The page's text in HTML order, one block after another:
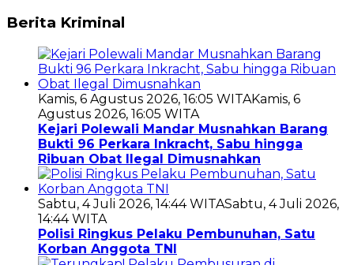
Berita Kriminal
Kamis, 6 Agustus 2026, 16:05 WITAKamis, 6
Agustus 2026, 16:05 WITA
Kejari Polewali Mandar Musnahkan Barang
Bukti 96 Perkara Inkracht, Sabu hingga
Ribuan Obat Ilegal Dimusnahkan
Sabtu, 4 Juli 2026, 14:44 WITASabtu, 4 Juli 2026,
14:44 WITA
Polisi Ringkus Pelaku Pembunuhan, Satu
Korban Anggota TNI